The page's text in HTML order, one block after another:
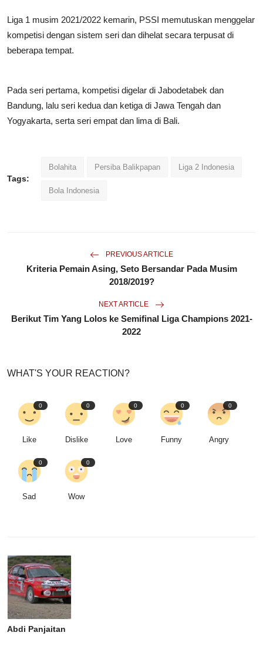
Liga 1 musim 2021/2022 kemarin, PSSI memutuskan menggelar
kompetisi dengan sistem seri dan dihelat secara terpusat di
beberapa tempat.
Pada seri pertama, kompetisi digelar di Jabodetabek dan
Bandung, lalu seri kedua dan ketiga di Jawa Tengah dan
Yogyakarta, serta seri empat dan lima di Bali.
Tags:
Bolahita Persiba Balikpapan Liga 2 Indonesia
Bola Indonesia
PREVIOUS ARTICLE
Kriteria Pemain Asing, Seto Bersandar Pada Musim
2018/2019?
NEXT ARTICLE
Berikut Tim Yang Lolos ke Semifinal Liga Champions 2021-
2022
WHAT'S YOUR REACTION?
0
Like
0
Dislike
0
Love
0
Funny
0
Angry
0
Sad
0
Wow
Abdi Panjaitan